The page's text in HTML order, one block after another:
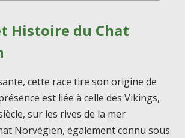
Histoire du Chat
cette race tire son origine de
est liée à celle des Vikings,
sur les rives de la mer
Norvégien, également connu sous